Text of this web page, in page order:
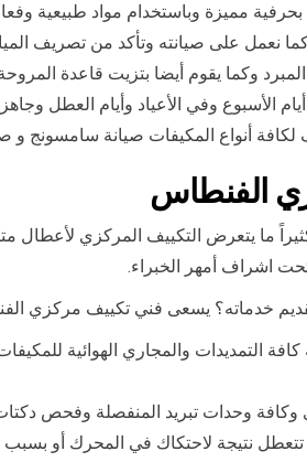
مميزة وباستخدام مواد طبيعية
على صيانته وتأكد من تصريف
وكما يقوم أيضا بتزيت قاعدة
أنواع المكيفات صيانة سامسونج و
الفنطاس
يتعرض التكييف المركزي لأعطال
اشراف أمهر الخبراء.
خدماته؟ يسعى فني تكييف مركزي
التمديدات والمجاري الهوائية
وكافة وحدات تبريد المنفصلة وفحص
تتعطل نتيجة لاحتكاك في المحرك أو